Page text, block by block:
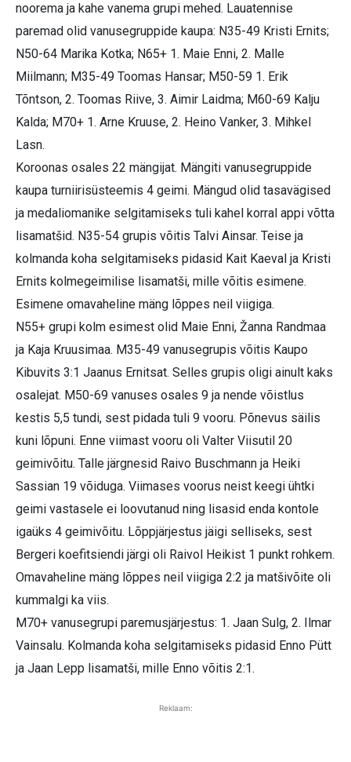
noorema ja kahe vanema grupi mehed. Lauatennise
paremad olid vanusegruppide kaupa: N35-49 Kristi Ernits;
N50-64 Marika Kotka; N65+ 1. Maie Enni, 2. Malle
Miilmann; M35-49 Toomas Hansar; M50-59 1. Erik
Tõntson, 2. Toomas Riive, 3. Aimir Laidma; M60-69 Kalju
Kalda; M70+ 1. Arne Kruuse, 2. Heino Vanker, 3. Mihkel
Lasn.
Koroonas osales 22 mängijat. Mängiti vanusegruppide
kaupa turniirisüsteemis 4 geimi. Mängud olid tasavägised
ja medaliomanike selgitamiseks tuli kahel korral appi võtta
lisamatšid. N35-54 grupis võitis Talvi Ainsar. Teise ja
kolmanda koha selgitamiseks pidasid Kait Kaeval ja Kristi
Ernits kolmegeimilise lisamatši, mille võitis esimene.
Esimene omavaheline mäng lõppes neil viigiga.
N55+ grupi kolm esimest olid Maie Enni, Žanna Randmaa
ja Kaja Kruusimaa. M35-49 vanusegrupis võitis Kaupo
Kibuvits 3:1 Jaanus Ernitsat. Selles grupis oligi ainult kaks
osalejat. M50-69 vanuses osales 9 ja nende võistlus
kestis 5,5 tundi, sest pidada tuli 9 vooru. Põnevus säilis
kuni lõpuni. Enne viimast vooru oli Valter Viisutil 20
geimivõitu. Talle järgnesid Raivo Buschmann ja Heiki
Sassian 19 võiduga. Viimases voorus neist keegi ühtki
geimi vastasele ei loovutanud ning lisasid enda kontole
igaüks 4 geimivõitu. Lõppjärjestus jäigi selliseks, sest
Bergeri koefitsiendi järgi oli Raivol Heikist 1 punkt rohkem.
Omavaheline mäng lõppes neil viigiga 2:2 ja matšivõite oli
kummalgi ka viis.
M70+ vanusegrupi paremusjärjestus: 1. Jaan Sulg, 2. Ilmar
Vainsalu. Kolmanda koha selgitamiseks pidasid Enno Pütt
ja Jaan Lepp lisamatši, mille Enno võitis 2:1.
Reklaam: